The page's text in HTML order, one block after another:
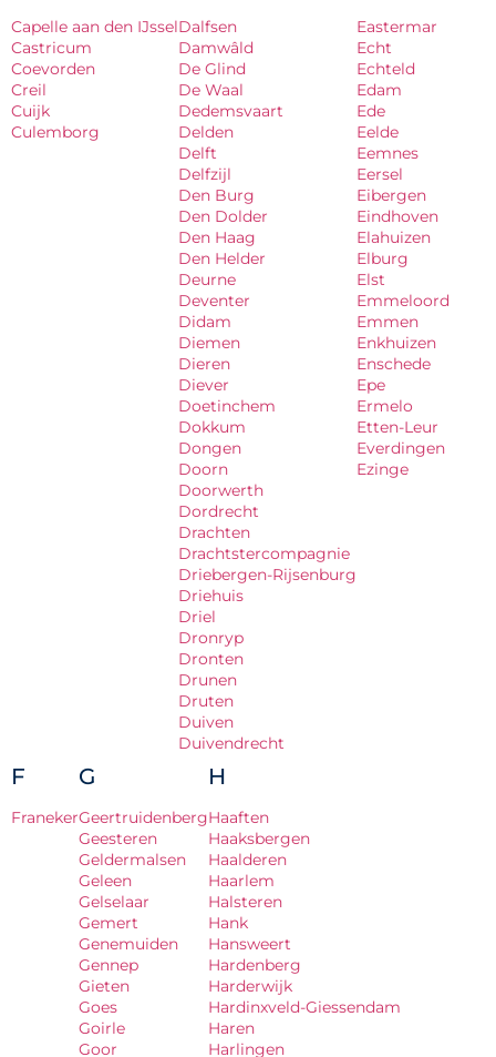
Capelle aan den IJssel
Castricum
Coevorden
Creil
Cuijk
Culemborg
Dalfsen
Damwâld
De Glind
De Waal
Dedemsvaart
Delden
Delft
Delfzijl
Den Burg
Den Dolder
Den Haag
Den Helder
Deurne
Deventer
Didam
Diemen
Dieren
Diever
Doetinchem
Dokkum
Dongen
Doorn
Doorwerth
Dordrecht
Drachten
Drachtstercompagnie
Driebergen-Rijsenburg
Driehuis
Driel
Dronryp
Dronten
Drunen
Druten
Duiven
Duivendrecht
Eastermar
Echt
Echteld
Edam
Ede
Eelde
Eemnes
Eersel
Eibergen
Eindhoven
Elahuizen
Elburg
Elst
Emmeloord
Emmen
Enkhuizen
Enschede
Epe
Ermelo
Etten-Leur
Everdingen
Ezinge
F
Franeker
G
Geertruidenberg
Geesteren
Geldermalsen
Geleen
Gelselaar
Gemert
Genemuiden
Gennep
Gieten
Goes
Goirle
Goor
H
Haaften
Haaksbergen
Haalderen
Haarlem
Halsteren
Hank
Hansweert
Hardenberg
Harderwijk
Hardinxveld-Giessendam
Haren
Harlingen